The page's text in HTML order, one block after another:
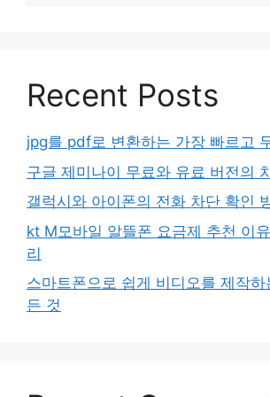
Recent Posts
jpg를 pdf로 변환하는 가장 빠르고
구글 제미나이 무료와 유료 버전의
갤럭시와 아이폰의 전화 차단 확인
kt M모바일 알뜰폰 요금제 추천 이
리
스마트폰으로 쉽게 비디오를 제작
든 것